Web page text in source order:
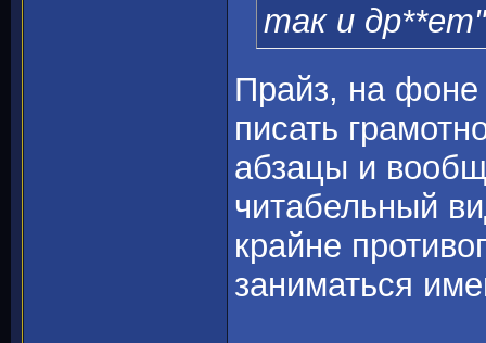
так и др**ет"
Прайз, на фоне
писать
абзацы и
читабельный
крайне
заниматься